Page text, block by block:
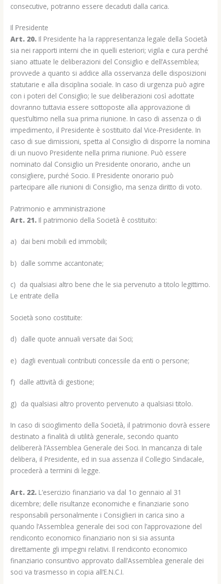
consecutive, potranno essere decaduti dalla carica.
Il Presidente
Art. 20. Il Presidente ha la rappresentanza legale della Società
sia nei rapporti interni che in quelli esteriori; vigila e cura perché
siano attuate le deliberazioni del Consiglio e dell’Assemblea;
provvede a quanto si addice alla osservanza delle disposizioni
statutarie e alla disciplina sociale. In caso di urgenza può agire
con i poteri del Consiglio; le sue deliberazioni così adottate
dovranno tuttavia essere sottoposte alla approvazione di
quest’ultimo nella sua prima riunione. In caso di assenza o di
impedimento, il Presidente è sostituito dal Vice-Presidente. In
caso di sue dimissioni, spetta al Consiglio di disporre la nomina
di un nuovo Presidente nella prima riunione. Può essere
nominato dal Consiglio un Presidente onorario, anche un
consigliere, purché Socio. Il Presidente onorario può
partecipare alle riunioni di Consiglio, ma senza diritto di voto.
Patrimonio e amministrazione
Art. 21. Il patrimonio della Società ê costituito:
a) dai beni mobili ed immobili;
b) dalle somme accantonate;
c) da qualsiasi altro bene che le sia pervenuto a titolo legittimo.
Le entrate della
Società sono costituite:
d) dalle quote annuali versate dai Soci;
e) dagli eventuali contributi concessile da enti o persone;
f) dalle attività di gestione;
g) da qualsiasi altro provento pervenuto a qualsiasi titolo.
In caso di scioglimento della Società, il patrimonio dovrà essere
destinato a finalità di utilità generale, secondo quanto
delibererà l’Assemblea Generale dei Soci. In mancanza di tale
delibera, il Presidente, ed in sua assenza il Collegio Sindacale,
procederà a termini di legge.
Art. 22. L’esercizio finanziario va dal 1o gennaio al 31
dicembre; delle risultanze economiche e finanziarie sono
responsabili personalmente i Consiglieri in carica sino a
quando l’Assemblea generale dei soci con l’approvazione del
rendiconto economico finanziario non si sia assunta
direttamente gli impegni relativi. Il rendiconto economico
finanziario consuntivo approvato dall’Assemblea generale dei
soci va trasmesso in copia all’E.N.C.I.